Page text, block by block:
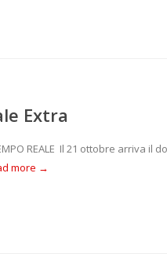
Extra
REALE Il 21 ottobre arriva il
more →